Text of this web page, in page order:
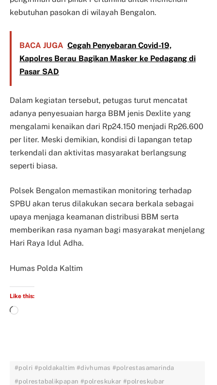
kebutuhan pasokan di wilayah Bengalon.
BACA JUGA Cegah Penyebaran Covid-19,
Kapolres Berau Bagikan Masker ke Pedagang di
Pasar SAD
Dalam kegiatan tersebut, petugas turut mencatat
adanya penyesuaian harga BBM jenis Dexlite yang
mengalami kenaikan dari Rp24.150 menjadi Rp26.600
per liter. Meski demikian, kondisi di lapangan tetap
terkendali dan aktivitas masyarakat berlangsung
seperti biasa.
Polsek Bengalon memastikan monitoring terhadap
SPBU akan terus dilakukan secara berkala sebagai
upaya menjaga keamanan distribusi BBM serta
memberikan rasa nyaman bagi masyarakat menjelang
Hari Raya Idul Adha.
Humas Polda Kaltim
Like this:
#polri #poldakaltim #divhumas #polrestasamarinda
#polrestabalikpapan #polreskukar #polreskubar